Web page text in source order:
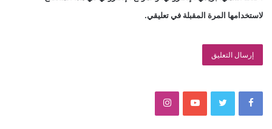
لاستخدامها المرة المقبلة في تعليقي.